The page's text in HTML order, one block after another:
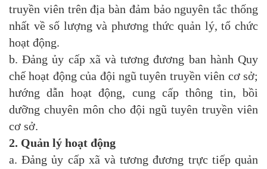
truyền viên trên địa bàn đảm bảo nguyên tắc thống
nhất về số lượng và phương thức quản lý, tổ chức
hoạt động.
b. Đảng ủy cấp xã và tương đương ban hành Quy
chế hoạt động của đội ngũ tuyên truyền viên cơ sở;
hướng dẫn hoạt động, cung cấp thông tin, bồi
dưỡng chuyên môn cho đội ngũ tuyên truyền viên
cơ sở.
2. Quản lý hoạt động
a. Đảng ủy cấp xã và tương đương trực tiếp quản